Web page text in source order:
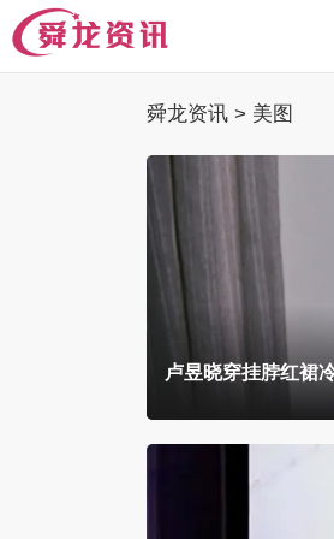
舜龙资讯 > 美图
卢昱晓穿挂脖红裙